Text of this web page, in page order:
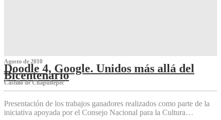
Agosto de 2010
Doodle 4, Google. Unidos más allá del
Bicentenario
Castillo de Chapultepec
Presentación de los trabajos ganadores realizados como parte de la
iniciativa apoyada por el Consejo Nacional para la Cultura…